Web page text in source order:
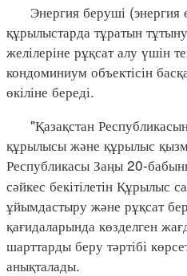
Энергия беруші (энергия
құрылыстарда тұратын
желілеріне рұқсат алу үшін
кондоминиум объектісін
өкіліне береді.
"Қазақстан
құрылысы және құрылыс
Республикасы Заңы 20-
сәйкес бекітілетін Құрылыс
ұйымдастыру және рұқсат
қағидаларында көзделген
шарттарды беру тәртібі
анықталады.